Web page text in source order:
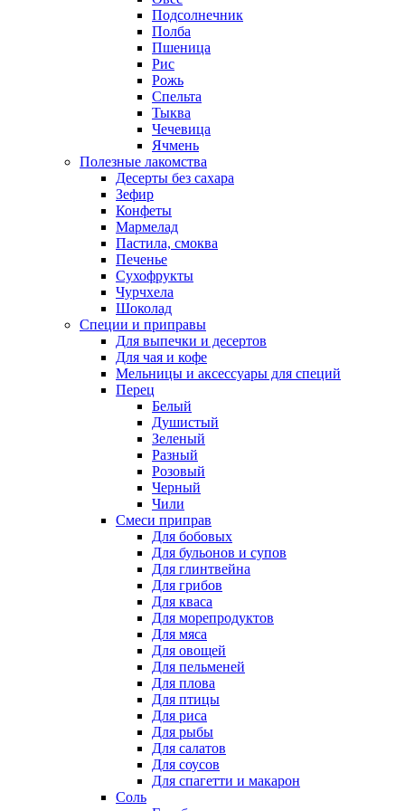
Подсолнечник
Полба
Пшеница
Рис
Рожь
Спельта
Тыква
Чечевица
Ячмень
Полезные лакомства
Десерты без сахара
Зефир
Конфеты
Мармелад
Пастила, смоква
Печенье
Сухофрукты
Чурчхела
Шоколад
Специи и приправы
Для выпечки и десертов
Для чая и кофе
Мельницы и аксессуары для специй
Перец
Белый
Душистый
Зеленый
Разный
Розовый
Черный
Чили
Смеси приправ
Для бобовых
Для бульонов и супов
Для глинтвейна
Для грибов
Для кваса
Для морепродуктов
Для мяса
Для овощей
Для пельменей
Для плова
Для птицы
Для риса
Для рыбы
Для салатов
Для соусов
Для спагетти и макарон
Соль